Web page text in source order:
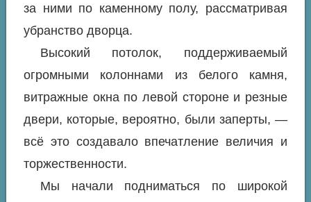
за ними по каменному полу, рассматривая
убранство дворца.
Высокий потолок, поддерживаемый
огромными колоннами из белого камня,
витражные окна по левой стороне и резные
двери, которые, вероятно, были заперты, —
всё это создавало впечатление величия и
торжественности.
Мы начали подниматься по широкой